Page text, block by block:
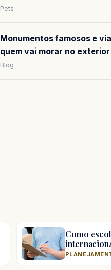
Pets
Monumentos famosos e
quem vai morar no exterior
Blog
Como